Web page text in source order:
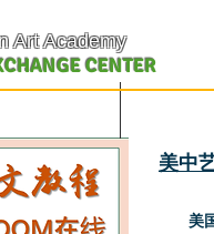
CENTER
Art Academy
美中
美